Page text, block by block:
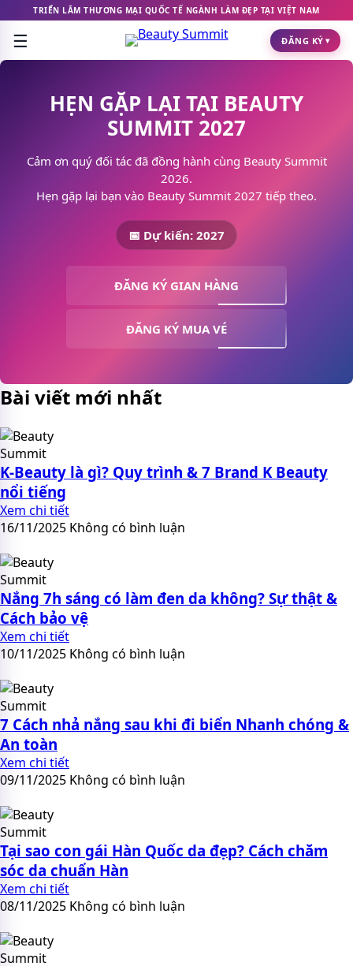
Chuyển
đến
nội
dung
TRIỂN LÃM THƯƠNG MẠI QUỐC TẾ NGÀNH LÀM ĐẸP TẠI VIỆT NAM
☰ ĐĂNG KÝ ▾
HẸN GẶP LẠI TẠI BEAUTY
SUMMIT 2027
Cảm ơn quý đối tác đã đồng hành cùng Beauty Summit
2026.
Hẹn gặp lại bạn vào Beauty Summit 2027 tiếp theo.
📅 Dự kiến: 2027
ĐĂNG KÝ GIAN HÀNG
ĐĂNG KÝ MUA VÉ
Bài viết mới nhất
K-Beauty là gì? Quy trình & 7 Brand K Beauty
nổi tiếng
Xem chi tiết
16/11/2025 Không có bình luận
Nắng 7h sáng có làm đen da không? Sự thật &
Cách bảo vệ
Xem chi tiết
10/11/2025 Không có bình luận
7 Cách nhả nắng sau khi đi biển​ Nhanh chóng &
An toàn
Xem chi tiết
09/11/2025 Không có bình luận
Tại sao con gái Hàn Quốc da đẹp? Cách chăm
sóc da chuẩn Hàn
Xem chi tiết
08/11/2025 Không có bình luận